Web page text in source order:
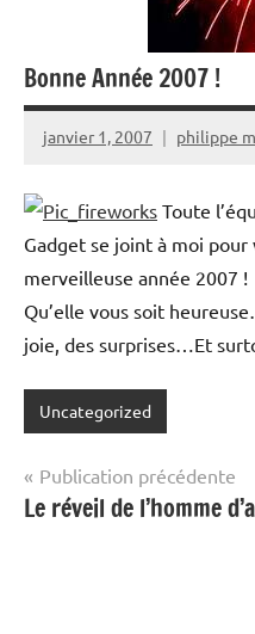
Bonne Année 2007 !
janvier 1, 2007 philippe
Toute
Gadget se joint à moi
merveilleuse année 2007 !
Qu’elle vous soit
joie, des surprises…Et
Uncategorized
Navigation
de
Publication précédente
Le réveil de l’homme